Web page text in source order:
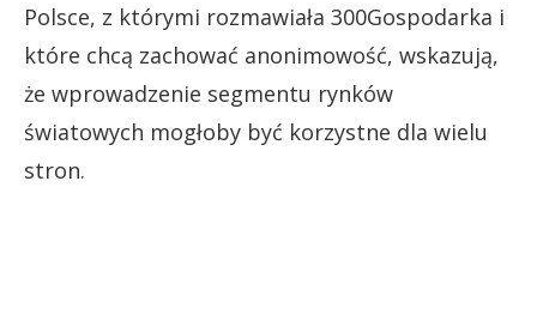
Polsce, z którymi rozmawiała 300Gospodarka i
które chcą zachować anonimowość, wskazują,
że wprowadzenie segmentu rynków
światowych mogłoby być korzystne dla wielu
stron.